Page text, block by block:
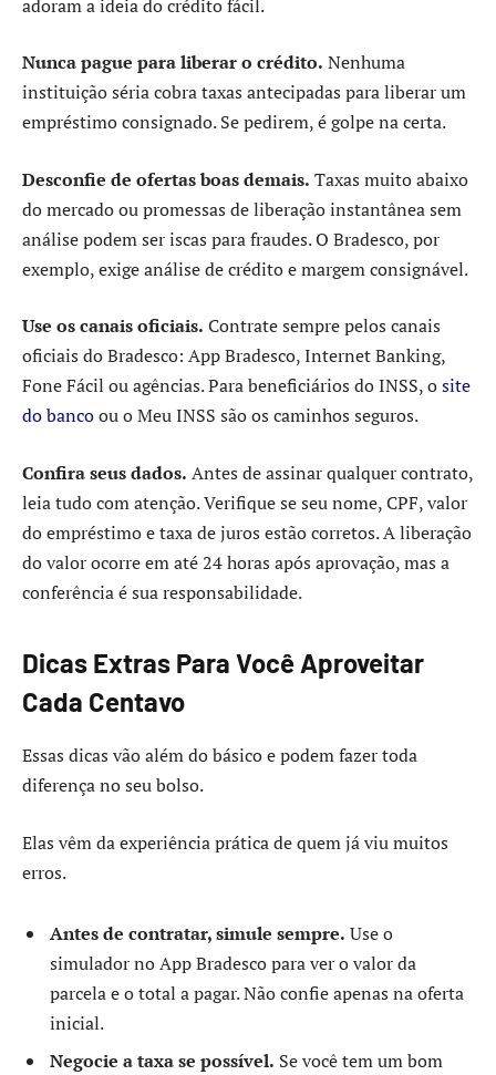
adoram a ideia do crédito fácil.
Nunca pague para liberar o crédito. Nenhuma
instituição séria cobra taxas antecipadas para liberar um
empréstimo consignado. Se pedirem, é golpe na certa.
Desconfie de ofertas boas demais. Taxas muito abaixo
do mercado ou promessas de liberação instantânea sem
análise podem ser iscas para fraudes. O Bradesco, por
exemplo, exige análise de crédito e margem consignável.
Use os canais oficiais. Contrate sempre pelos canais
oficiais do Bradesco: App Bradesco, Internet Banking,
Fone Fácil ou agências. Para beneficiários do INSS, osite
do bancoou o Meu INSS são os caminhos seguros.
Confira seus dados. Antes de assinar qualquer contrato,
leia tudo com atenção. Verifique se seu nome, CPF, valor
do empréstimo e taxa de juros estão corretos. A liberação
do valor ocorre em até 24 horas após aprovação, mas a
conferência é sua responsabilidade.
Dicas Extras Para Você Aproveitar
Cada Centavo
Essas dicas vão além do básico e podem fazer toda
diferença no seu bolso.
Elas vêm da experiência prática de quem já viu muitos
erros.
Antes de contratar, simule sempre. Use o
simulador no App Bradesco para ver o valor da
parcela e o total a pagar. Não confie apenas na oferta
inicial.
Negocie a taxa se possível. Se você tem um bom